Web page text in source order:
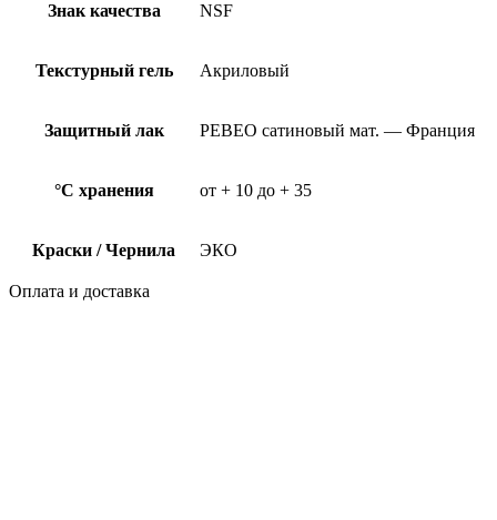
Знак качества NSF
Текстурный гель Акриловый
Защитный лак PEBEO сатиновый мат. — Франция
°C хранения от + 10 до + 35
Краски / Чернила ЭКО
Оплата и доставка